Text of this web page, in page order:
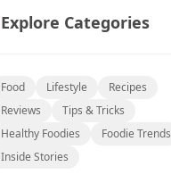
Explore Categories
Food Lifestyle
Recipes
Reviews
Tips & Tricks
Healthy Foodies
Foodie Trends
Inside Stories